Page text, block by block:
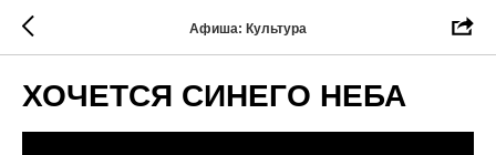
Афиша: Культура
ХОЧЕТСЯ СИНЕГО НЕБА